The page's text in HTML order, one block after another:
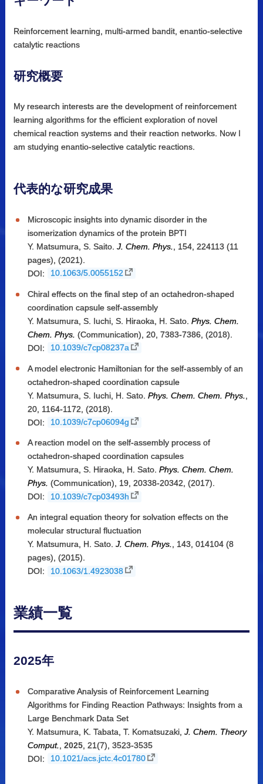
Reinforcement learning, multi-armed bandit, enantio-selective
catalytic reactions
研究概要
My research interests are the development of reinforcement
learning algorithms for the efficient exploration of novel
chemical reaction systems and their reaction networks. Now I
am studying enantio-selective catalytic reactions.
代表的な研究成果
Microscopic insights into dynamic disorder in the
isomerization dynamics of the protein BPTI
Y. Matsumura, S. Saito. J. Chem. Phys., 154, 224113 (11
pages), (2021).
DOI:
10.1063/5.0055152
Chiral effects on the final step of an octahedron-shaped
coordination capsule self-assembly
Y. Matsumura, S. Iuchi, S. Hiraoka, H. Sato. Phys. Chem.
Chem. Phys. (Communication), 20, 7383-7386, (2018).
DOI:
10.1039/c7cp08237a
A model electronic Hamiltonian for the self-assembly of an
octahedron-shaped coordination capsule
Y. Matsumura, S. Iuchi, H. Sato. Phys. Chem. Chem. Phys.,
20, 1164-1172, (2018).
DOI:
10.1039/c7cp06094g
A reaction model on the self-assembly process of
octahedron-shaped coordination capsules
Y. Matsumura, S. Hiraoka, H. Sato. Phys. Chem. Chem.
Phys. (Communication), 19, 20338-20342, (2017).
DOI:
10.1039/c7cp03493h
An integral equation theory for solvation effects on the
molecular structural fluctuation
Y. Matsumura, H. Sato. J. Chem. Phys., 143, 014104 (8
pages), (2015).
DOI:
10.1063/1.4923038
業績一覧
2025年
Comparative Analysis of Reinforcement Learning
Algorithms for Finding Reaction Pathways: Insights from a
Large Benchmark Data Set
Y. Matsumura, K. Tabata, T. Komatsuzaki, J. Chem. Theory
Comput., 2025, 21(7), 3523-3535
DOI:
10.1021/acs.jctc.4c01780